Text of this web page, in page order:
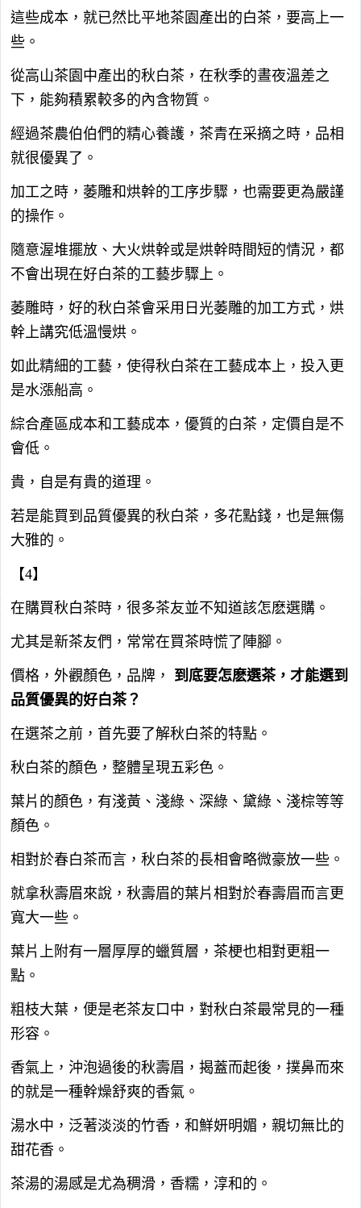
這些成本，就已然比平地茶園產出的白茶，要高上一
些。
從高山茶園中產出的秋白茶，在秋季的晝夜溫差之
下，能夠積累較多的內含物質。
經過茶農伯伯們的精心養護，茶青在采摘之時，品相
就很優異了。
加工之時，萎雕和烘幹的工序步驟，也需要更為嚴謹
的操作。
隨意渥堆擺放、大火烘幹或是烘幹時間短的情況，都
不會出現在好白茶的工藝步驟上。
萎雕時，好的秋白茶會采用日光萎雕的加工方式，烘
幹上講究低溫慢烘。
如此精細的工藝，使得秋白茶在工藝成本上，投入更
是水漲船高。
綜合產區成本和工藝成本，優質的白茶，定價自是不
會低。
貴，自是有貴的道理。
若是能買到品質優異的秋白茶，多花點錢，也是無傷
大雅的。
【4】
在購買秋白茶時，很多茶友並不知道該怎麽選購。
尤其是新茶友們，常常在買茶時慌了陣腳。
價格，外觀顏色，品牌， 到底要怎麽選茶，才能選到
品質優異的好白茶？
在選茶之前，首先要了解秋白茶的特點。
秋白茶的顏色，整體呈現五彩色。
葉片的顏色，有淺黃、淺綠、深綠、黛綠、淺棕等等
顏色。
相對於春白茶而言，秋白茶的長相會略微豪放一些。
就拿秋壽眉來說，秋壽眉的葉片相對於春壽眉而言更
寬大一些。
葉片上附有一層厚厚的蠟質層，茶梗也相對更粗一
點。
粗枝大葉，便是老茶友口中，對秋白茶最常見的一種
形容。
香氣上，沖泡過後的秋壽眉，揭蓋而起後，撲鼻而來
的就是一種幹燥舒爽的香氣。
湯水中，泛著淡淡的竹香，和鮮妍明媚，親切無比的
甜花香。
茶湯的湯感是尤為稠滑，香糯，淳和的。